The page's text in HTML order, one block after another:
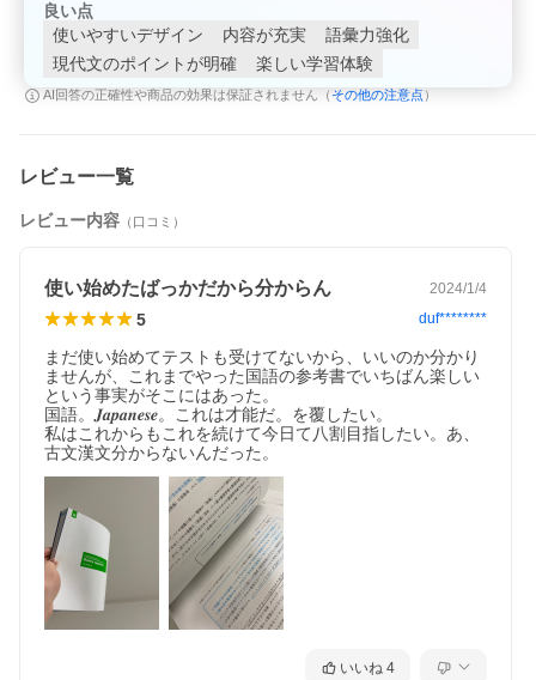
良い点
使いやすいデザイン
内容が充実
語彙力強化
現代文のポイントが明確
楽しい学習体験
AI回答の正確性や商品の効果は保証されません（ その他の注意点 ）
レビュー一覧
レビュー内容 （口コミ）
使い始めたばっかだから分からん 2024/1/4
5 duf********
まだ使い始めてテストも受けてないから、いいのか分かり
ませんが、これまでやった国語の参考書でいちばん楽しい
という事実がそこにはあった。
国語。𝑱𝒂𝒑𝒂𝒏𝒆𝒔𝒆。これは才能だ。を覆したい。
私はこれからもこれを続けて今日て八割目指したい。あ、
古文漢文分からないんだった。
いいね 4